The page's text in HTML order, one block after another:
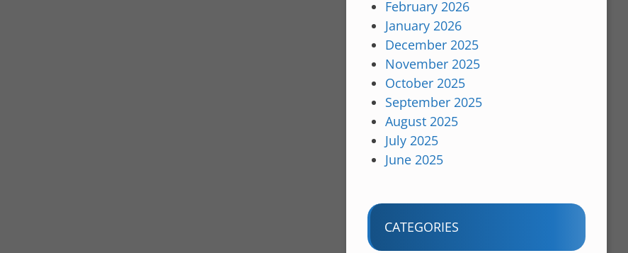
February 2026
January 2026
December 2025
November 2025
October 2025
September 2025
August 2025
July 2025
June 2025
CATEGORIES